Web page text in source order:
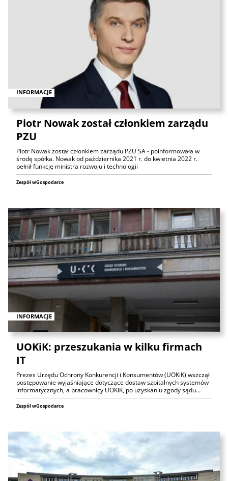
INFORMACJE
Piotr Nowak został członkiem zarządu
PZU
Piotr Nowak został członkiem zarządu PZU SA - poinformowała w
środę spółka. Nowak od października 2021 r. do kwietnia 2022 r.
pełnił funkcję ministra rozwoju i technologii
Zespół wGospodarce
INFORMACJE
UOKiK: przeszukania w kilku firmach
IT
Prezes Urzędu Ochrony Konkurencji i Konsumentów (UOKiK) wszczął
postępowanie wyjaśniające dotyczące dostaw szpitalnych systemów
informatycznych, a pracownicy UOKiK, po uzyskaniu zgody sądu…
Zespół wGospodarce